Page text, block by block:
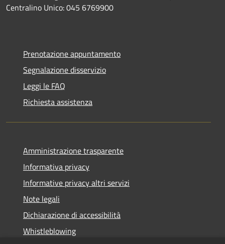
Centralino Unico: 045 6769900
Prenotazione appuntamento
Segnalazione disservizio
Leggi le FAQ
Richiesta assistenza
Amministrazione trasparente
Informativa privacy
Informative privacy altri servizi
Note legali
Dichiarazione di accessibilità
Whistleblowing